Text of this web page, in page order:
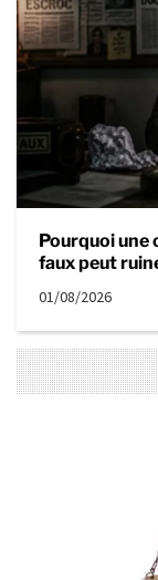
Pourquoi une
faux peut
01/08/2026